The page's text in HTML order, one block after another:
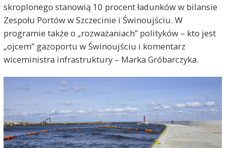
skroplonego stanowią 10 procent ładunków w bilansie
Zespołu Portów w Szczecinie i Świnoujściu. W
programie także o „rozważaniach” polityków – kto jest
„ojcem” gazoportu w Świnoujściu i komentarz
wiceministra infrastruktury – Marka Gróbarczyka.